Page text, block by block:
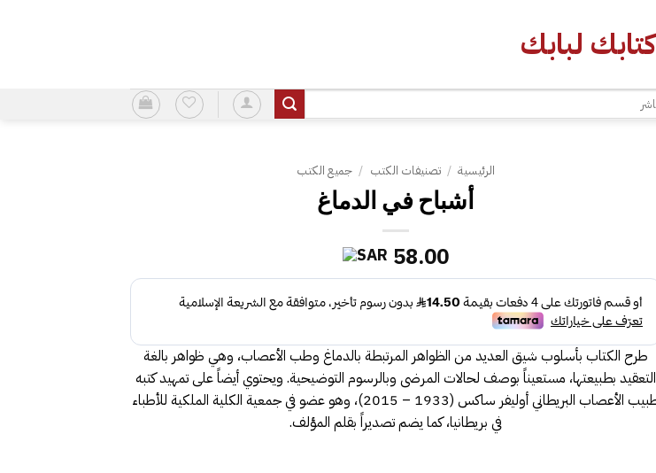
الرئيسية / تصنيفات الكتب / جميع الكتب
أشباح في الدماغ
58.00
طرح الكتاب بأسلوب شيق العديد من الظواهر المرتبطة بالدماغ وطب الأعصاب، وهي ظواهر بالغة
التعقيد بطبيعتها، مستعيناً بوصف لحالات المرضى وبالرسوم التوضيحية. ويحتوي أيضاً على تمهيد كتبه
طبيب الأعصاب البريطاني أوليفر ساكس (1933 – 2015)، وهو عضو في جمعية الكلية الملكية للأطباء
في بريطانيا، كما يضم تصديراً بقلم المؤلف.